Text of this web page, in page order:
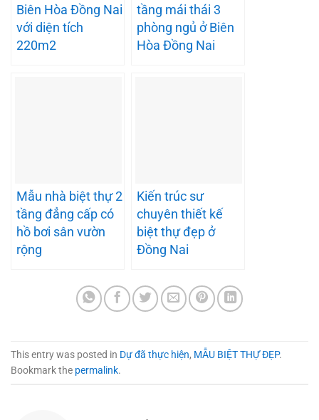
Biên Hòa Đồng Nai
với diện tích
220m2
tầng mái thái 3
phòng ngủ ở Biên
Hòa Đồng Nai
Mẫu nhà biệt thự 2
tầng đẳng cấp có
hồ bơi sân vườn
rộng
Kiến trúc sư
chuyên thiết kế
biệt thự đẹp ở
Đồng Nai
This entry was posted in Dự đã thực hiện, MẪU BIỆT THỰ ĐẸP.
Bookmark the permalink.